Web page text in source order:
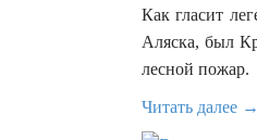
Как гласит
Аляска, был
лесной пожар.
Читать далее →